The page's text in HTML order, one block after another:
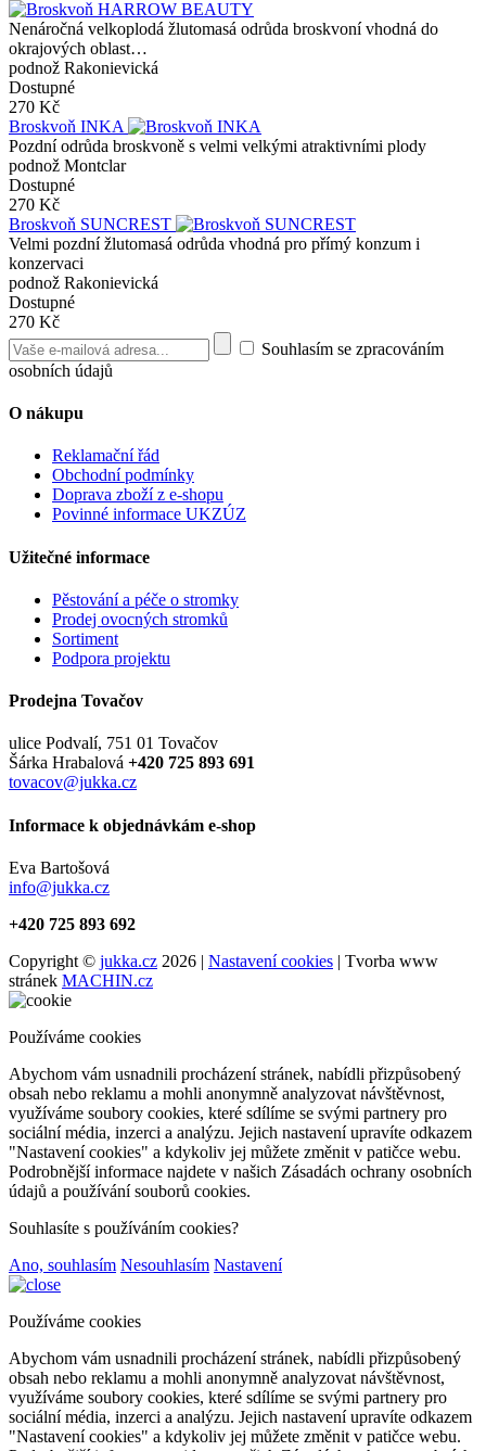
Nenáročná velkoplodá žlutomasá odrůda broskvoní vhodná do
okrajových oblast…
podnož Rakonievická
Dostupné
270 Kč
Broskvoň INKA
Pozdní odrůda broskvoně s velmi velkými atraktivními plody
podnož Montclar
Dostupné
270 Kč
Broskvoň SUNCREST
Velmi pozdní žlutomasá odrůda vhodná pro přímý konzum i
konzervaci
podnož Rakonievická
Dostupné
270 Kč
Souhlasím se zpracováním
osobních údajů
O nákupu
Reklamační řád
Obchodní podmínky
Doprava zboží z e-shopu
Povinné informace UKZÚZ
Užitečné informace
Pěstování a péče o stromky
Prodej ovocných stromků
Sortiment
Podpora projektu
Prodejna Tovačov
ulice Podvalí, 751 01 Tovačov
Šárka Hrabalová +420 725 893 691
tovacov@jukka.cz
Informace k objednávkám e-shop
Eva Bartošová
info@jukka.cz
+420 725 893 692
Copyright © jukka.cz 2026 | Nastavení cookies | Tvorba www
stránek MACHIN.cz
Používáme cookies
Abychom vám usnadnili procházení stránek, nabídli přizpůsobený
obsah nebo reklamu a mohli anonymně analyzovat návštěvnost,
využíváme soubory cookies, které sdílíme se svými partnery pro
sociální média, inzerci a analýzu. Jejich nastavení upravíte odkazem
"Nastavení cookies" a kdykoliv jej můžete změnit v patičce webu.
Podrobnější informace najdete v našich Zásadách ochrany osobních
údajů a používání souborů cookies.
Souhlasíte s používáním cookies?
Ano, souhlasím Nesouhlasím Nastavení
Používáme cookies
Abychom vám usnadnili procházení stránek, nabídli přizpůsobený
obsah nebo reklamu a mohli anonymně analyzovat návštěvnost,
využíváme soubory cookies, které sdílíme se svými partnery pro
sociální média, inzerci a analýzu. Jejich nastavení upravíte odkazem
"Nastavení cookies" a kdykoliv jej můžete změnit v patičce webu.